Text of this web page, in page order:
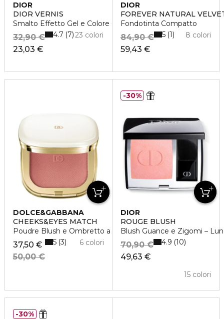
DIOR
DIOR VERNIS
Smalto Effetto Gel e Colore Couture
23,03 €
32,90 € 23 colori
4.7 7
DIOR
FOREVER NATURAL
Fondotinta Compatto
59,43 €
84,90 € 8 colori
5 1
DOLCE&GABBANA
CHEEKS&EYES MATCH
Poudre Blush e Ombretto a Lunga Tenuta
37,50 €
50,00 €
6 colori
5 3
DIOR
ROUGE BLUSH
Blush Guance e Zigomi –
49,63 €
70,90 €
15 colori
4.9 10
30%
30%